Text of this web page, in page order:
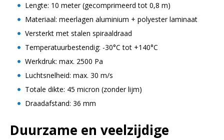
Lengte: 10 meter (gecomprimeerd tot 0,8 m)
Materiaal: meerlagen aluminium + polyester laminaat
Versterkt met stalen spiraaldraad
Temperatuurbestendig: -30°C tot +140°C
Werkdruk: max. 2500 Pa
Luchtsnelheid: max. 30 m/s
Totale dikte: 45 micron (zonder lijm)
Draadafstand: 36 mm
Duurzame en veelzijdige